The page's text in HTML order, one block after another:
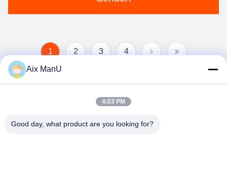
1 2 3 4
Aix ManU
4:03 PM
Good day, what product are you looking for?